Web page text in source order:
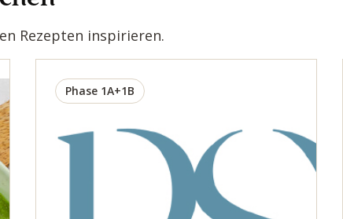
Rezepten inspirieren.
Phase 1A+1B